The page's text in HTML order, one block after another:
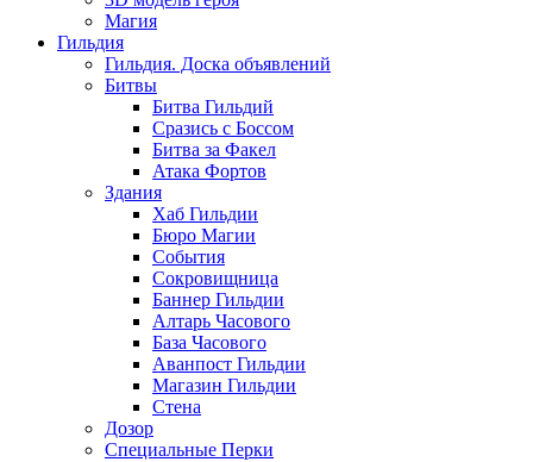
Магия
Гильдия
Гильдия. Доска объявлений
Битвы
Битва Гильдий
Сразись с Боссом
Битва за Факел
Атака Фортов
Здания
Хаб Гильдии
Бюро Магии
События
Сокровищница
Баннер Гильдии
Алтарь Часового
База Часового
Аванпост Гильдии
Магазин Гильдии
Стена
Дозор
Специальные Перки